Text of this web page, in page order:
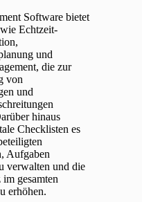
Software bietet
Echtzeit-
und
die zur
von
und
hinaus
Checklisten es
Aufgaben
verwalten und die
im gesamten
erhöhen.